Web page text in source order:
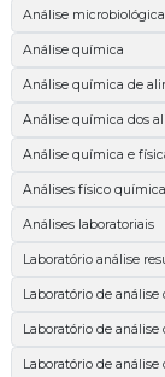
Análise
Análise química
Análise química de
Análise química dos
Análise química e
Análises físico
Análises laboratoriais
Laboratório análise
Laboratório de análise
Laboratório de
Laboratório de análise